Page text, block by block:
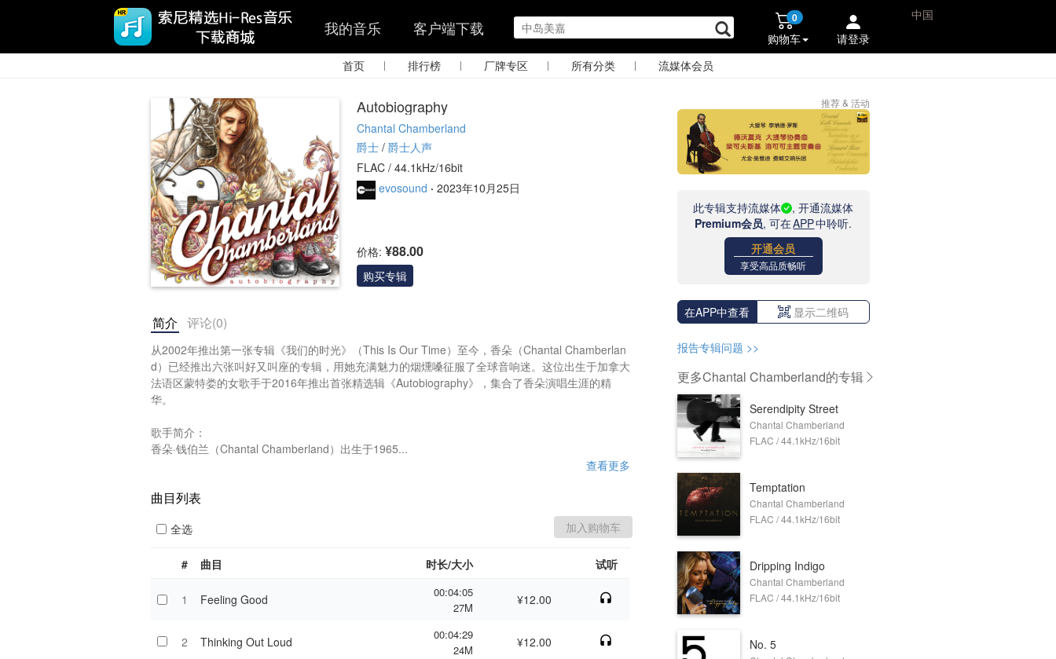
我的音乐 客户端下载 0
购物车 请登录
中国
首页 | 排行榜 | 厂牌专区 | 所有分类 | 流媒体会员
Autobiography
Chantal Chamberland
爵士 / 爵士人声
FLAC / 44.1kHz/16bit
evosound · 2023年10月25日
价格: ¥88.00
购买专辑
简介 评论(0)
从2002年推出第一张专辑《我们的时光》（This Is Our Time）至今，香朵（Chantal Chamberlan
d）已经推出六张叫好又叫座的专辑，用她充满魅力的烟燻嗓征服了全球音响迷。这位出生于加拿大
法语区蒙特娄的女歌手于2016年推出首张精选辑《Autobiography》，集合了香朵演唱生涯的精
华。
歌手简介：
香朵·钱伯兰（Chantal Chamberland）出生于1965...
查看更多
曲目列表
全选
# 曲目 时长/大小 试听
1 Feeling Good
00:04:05
27M
¥12.00
2 Thinking Out Loud
00:04:29
24M
¥12.00
推荐 & 活动
此专辑支持流媒体
, 开通流媒体
Premium会员, 可在APP中聆听.
开通会员
享受高品质畅听
在APP中查看 显示二维码
报告专辑问题 >>
更多Chantal Chamberland的专辑
Serendipity Street
Chantal Chamberland
FLAC / 44.1kHz/16bit
Temptation
Chantal Chamberland
FLAC / 44.1kHz/16bit
Dripping Indigo
Chantal Chamberland
FLAC / 44.1kHz/16bit
No. 5